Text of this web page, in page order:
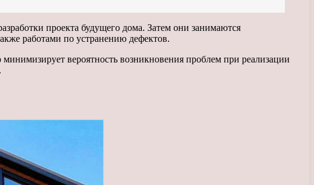
проекта будущего дома. Затем они занимаются
работами по устранению дефектов.
вероятность возникновения проблем при реализации